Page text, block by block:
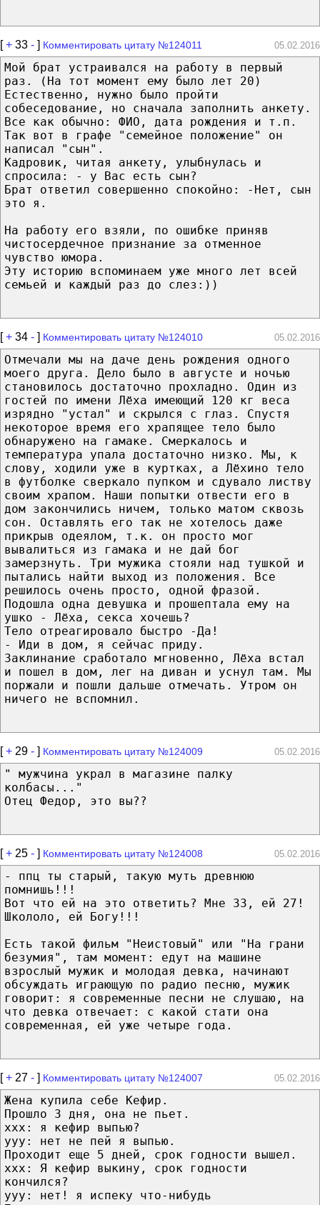
[+ 33 - ] Комментировать цитату №124011 05.02.2016
Мой брат устраивался на работу в первый
раз. (На тот момент ему было лет 20)
Естественно, нужно было пройти
собеседование, но сначала заполнить анкету.
Все как обычно: ФИО, дата рождения и т.п.
Так вот в графе "семейное положение" он
написал "сын".
Кадровик, читая анкету, улыбнулась и
спросила: - у Вас есть сын?
Брат ответил совершенно спокойно: -Нет, сын
это я.
На работу его взяли, по ошибке приняв
чистосердечное признание за отменное
чувство юмора.
Эту историю вспоминаем уже много лет всей
семьей и каждый раз до слез:))
[+ 34 - ] Комментировать цитату №124010 05.02.2016
Отмечали мы на даче день рождения одного
моего друга. Дело было в августе и ночью
становилось достаточно прохладно. Один из
гостей по имени Лёха имеющий 120 кг веса
изрядно "устал" и скрылся с глаз. Спустя
некоторое время его храпящее тело было
обнаружено на гамаке. Смеркалось и
температура упала достаточно низко. Мы, к
слову, ходили уже в куртках, а Лёхино тело
в футболке сверкало пупком и сдувало листву
своим храпом. Наши попытки отвести его в
дом закончились ничем, только матом сквозь
сон. Оставлять его так не хотелось даже
прикрыв одеялом, т.к. он просто мог
вывалиться из гамака и не дай бог
замерзнуть. Три мужика стояли над тушкой и
пытались найти выход из положения. Все
решилось очень просто, одной фразой.
Подошла одна девушка и прошептала ему на
ушко - Лёха, секса хочешь?
Тело отреагировало быстро -Да!
- Иди в дом, я сейчас приду.
Заклинание сработало мгновенно, Лёха встал
и пошел в дом, лег на диван и уснул там. Мы
поржали и пошли дальше отмечать. Утром он
ничего не вспомнил.
[+ 29 - ] Комментировать цитату №124009 05.02.2016
" мужчина украл в магазине палку
колбасы..."
Отец Федор, это вы??
[+ 25 - ] Комментировать цитату №124008 05.02.2016
- ппц ты старый, такую муть древнюю
помнишь!!!
Вот что ей на это ответить? Мне 33, ей 27!
Школоло, ей Богу!!!
Есть такой фильм "Неистовый" или "На грани
безумия", там момент: едут на машине
взрослый мужик и молодая девка, начинают
обсуждать играющую по радио песню, мужик
говорит: я современные песни не слушаю, на
что девка отвечает: с какой стати она
современная, ей уже четыре года.
[+ 27 - ] Комментировать цитату №124007 05.02.2016
Жена купила себе Кефир.
Прошло 3 дня, она не пьет.
ххх: я кефир выпью?
ууу: нет не пей я выпью.
Проходит еще 5 дней, срок годности вышел.
ххх: Я кефир выкину, срок годности
кончился?
ууу: нет! я испеку что-нибудь